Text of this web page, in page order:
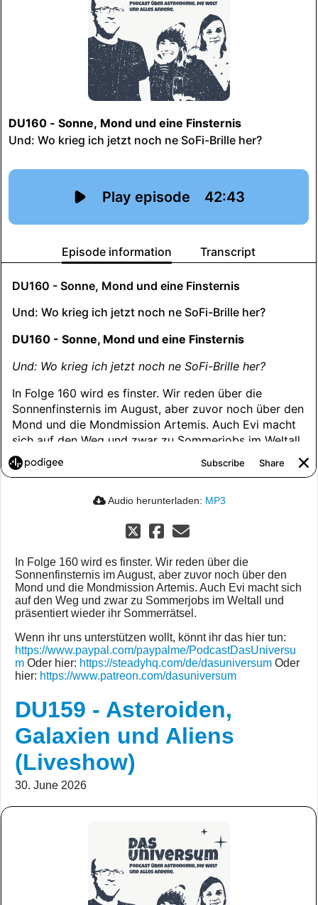
Audio herunterladen: MP3
In Folge 160 wird es finster. Wir reden über die
Sonnenfinsternis im August, aber zuvor noch über den
Mond und die Mondmission Artemis. Auch Evi macht sich
auf den Weg und zwar zu Sommerjobs im Weltall und
präsentiert wieder ihr Sommerrätsel.
Wenn ihr uns unterstützen wollt, könnt ihr das hier tun:
https://www.paypal.com/paypalme/PodcastDasUniversu
m Oder hier: https://steadyhq.com/de/dasuniversum Oder
hier: https://www.patreon.com/dasuniversum
DU159 - Asteroiden,
Galaxien und Aliens
(Liveshow)
30. June 2026